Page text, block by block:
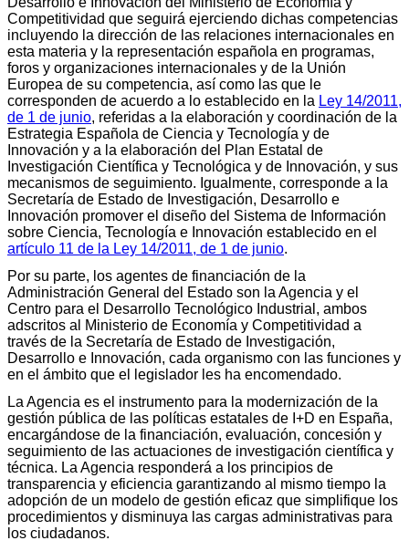
Competitividad que seguirá ejerciendo dichas competencias
incluyendo la dirección de las relaciones internacionales en
esta materia y la representación española en programas,
foros y organizaciones internacionales y de la Unión
Europea de su competencia, así como las que le
corresponden de acuerdo a lo establecido en la Ley 14/2011,
de 1 de junio, referidas a la elaboración y coordinación de la
Estrategia Española de Ciencia y Tecnología y de
Innovación y a la elaboración del Plan Estatal de
Investigación Científica y Tecnológica y de Innovación, y sus
mecanismos de seguimiento. Igualmente, corresponde a la
Secretaría de Estado de Investigación, Desarrollo e
Innovación promover el diseño del Sistema de Información
sobre Ciencia, Tecnología e Innovación establecido en el
artículo 11 de la Ley 14/2011, de 1 de junio.
Por su parte, los agentes de financiación de la
Administración General del Estado son la Agencia y el
Centro para el Desarrollo Tecnológico Industrial, ambos
adscritos al Ministerio de Economía y Competitividad a
través de la Secretaría de Estado de Investigación,
Desarrollo e Innovación, cada organismo con las funciones y
en el ámbito que el legislador les ha encomendado.
La Agencia es el instrumento para la modernización de la
gestión pública de las políticas estatales de I+D en España,
encargándose de la financiación, evaluación, concesión y
seguimiento de las actuaciones de investigación científica y
técnica. La Agencia responderá a los principios de
transparencia y eficiencia garantizando al mismo tiempo la
adopción de un modelo de gestión eficaz que simplifique los
procedimientos y disminuya las cargas administrativas para
los ciudadanos.